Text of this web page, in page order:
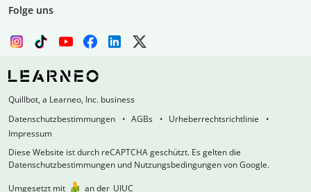
Folge uns
Quillbot, a Learneo, Inc. business
Datenschutzbestimmungen
AGBs
Urheberrechtsrichtlinie
Impressum
Diese Website ist durch reCAPTCHA geschützt. Es gelten die
Datenschutzbestimmungen und Nutzungsbedingungen von Google.
Umgesetzt mit
an der UIUC